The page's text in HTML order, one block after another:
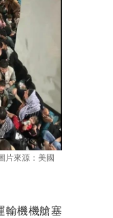
片來源：美國
輸機機艙塞